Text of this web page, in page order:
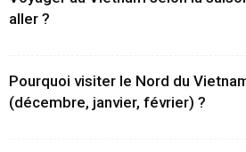
aller ?
Pourquoi visiter le Nord du
(décembre, janvier, février) ?